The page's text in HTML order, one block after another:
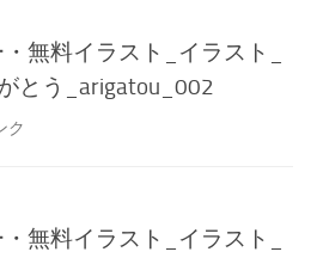
無料イラスト_イラスト_
とう_arigatou_002
ク
無料イラスト_イラスト_